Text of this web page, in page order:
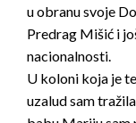
u obranu svoje
Predrag Mišić i
nacionalnosti.
U koloni koja je
uzalud sam